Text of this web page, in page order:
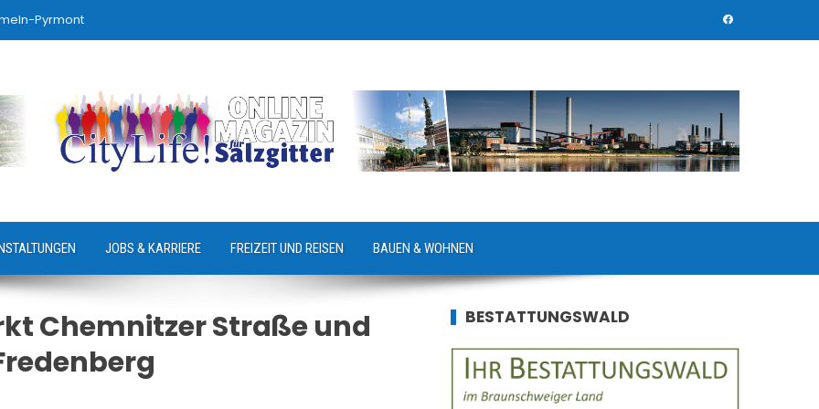
Pyrmont
JOBS & KARRIERE FREIZEIT UND REISEN BAUEN & WOHNEN
Chemnitzer Straße und
BESTATTUNGSWALD